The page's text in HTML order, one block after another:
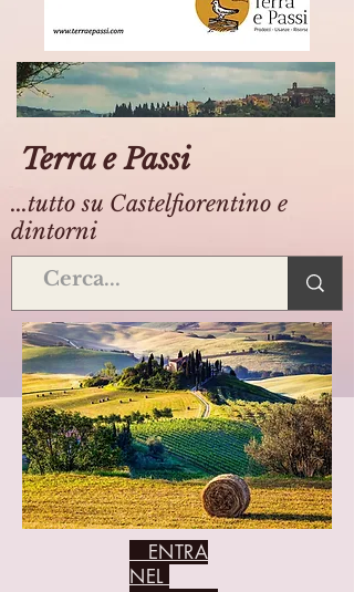
Terra e Passi
...tutto su Castelfiorentino e
dintorni
ENTRA
NEL